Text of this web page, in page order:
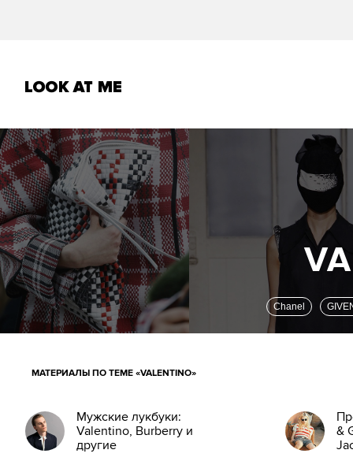
Chanel
МАТЕРИАЛЫ ПО ТЕМЕ «VALENTINO»
Мужские лукбуки:
Valentino, Burberry и
другие
&